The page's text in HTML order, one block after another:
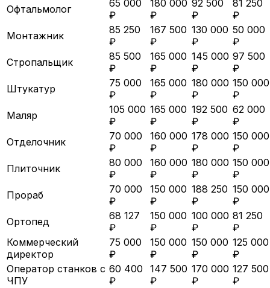
Офтальмолог
65 000
₽
180 000
₽
92 500
₽
81 250
₽
Монтажник
85 250
₽
167 500
₽
130 000
₽
50 000
₽
Стропальщик
85 500
₽
165 000
₽
145 000
₽
97 500
₽
Штукатур
75 000
₽
165 000
₽
180 000
₽
150 000
₽
Маляр
105 000
₽
165 000
₽
192 500
₽
62 000
₽
Отделочник
70 000
₽
160 000
₽
178 000
₽
150 000
₽
Плиточник
80 000
₽
160 000
₽
180 000
₽
150 000
₽
Прораб
70 000
₽
150 000
₽
188 250
₽
150 000
₽
Ортопед
68 127
₽
150 000
₽
100 000
₽
81 250
₽
Коммерческий
директор
75 000
₽
150 000
₽
150 000
₽
125 000
₽
Оператор станков с
ЧПУ
60 400
₽
147 500
₽
170 000
₽
127 500
₽